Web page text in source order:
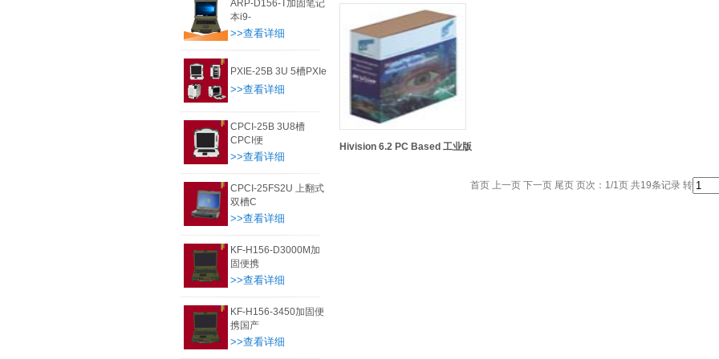
ARP-D156-T加固笔记
本i9-
>>查看详细
PXIE-25B 3U 5槽PXIe
>>查看详细
CPCI-25B 3U8槽
CPCI便
>>查看详细
CPCI-25FS2U 上翻式
双槽C
>>查看详细
KF-H156-D3000M加
固便携
>>查看详细
KF-H156-3450加固便
携国产
>>查看详细
Hivision 6.2 PC Based 工业版
首页 上一页 下一页 尾页 页次：1/1页 共19条记录 转